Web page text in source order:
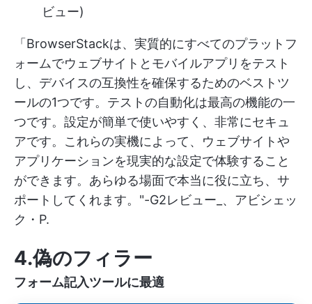
ビュー)
「BrowserStackは、実質的にすべてのプラットフ
ォームでウェブサイトとモバイルアプリをテスト
し、デバイスの互換性を確保するためのベストツ
ールの1つです。テストの自動化は最高の機能の一
つです。設定が簡単で使いやすく、非常にセキュ
アです。これらの実機によって、ウェブサイトや
アプリケーションを現実的な設定で体験すること
ができます。あらゆる場面で本当に役に立ち、サ
ポートしてくれます。"-G2レビュー_、アビシェッ
ク・P.
4.偽のフィラー
フォーム記入ツールに最適